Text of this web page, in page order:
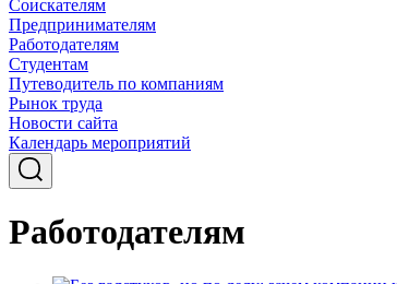
Соискателям
Предпринимателям
Работодателям
Студентам
Путеводитель по компаниям
Рынок труда
Новости сайта
Календарь мероприятий
Работодателям